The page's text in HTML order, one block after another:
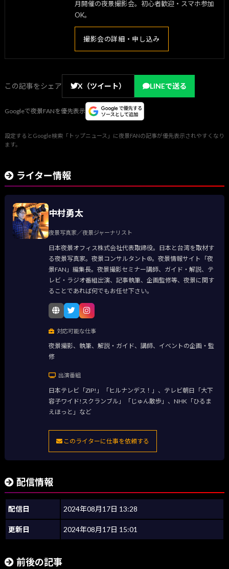
月開催の夜景撮影会。初心者歓迎・スマホ参加
OK。
撮影会の詳細・申し込み
この記事をシェア X（ツイート） LINEで送る
Googleで夜景FANを優先表示
設定するとGoogle検索「トップニュース」に夜景FANの記事が優先表示されやすくなり
ます。
ライター情報
中村勇太
夜景写真家／夜景ジャーナリスト
日本夜景オフィス株式会社代表取締役。日本と台湾を取材す
る夜景写真家。夜景コンサルタント®。夜景情報サイト「夜
景FAN」編集長。夜景撮影セミナー講師、ガイド・解説、テ
レビ・ラジオ番組出演、記事執筆、企画監修等、夜景に関す
ることであれば何でもお任せ下さい。
対応可能な仕事
夜景撮影、執筆、解説・ガイド、講師、イベントの企画・監
修
出演番組
日本テレビ「ZIP!」「ヒルナンデス！」、テレビ朝日「大下
容子ワイド!スクランブル」「じゅん散歩」、NHK「ひるま
えほっと」など
このライターに仕事を依頼する
配信情報
配信日 2024年08月17日 13:28
更新日 2024年08月17日 15:01
前後の記事